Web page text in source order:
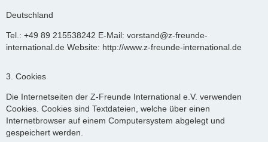
Deutschland
Tel.: +49 89 215538242 E-Mail: vorstand@z-freunde-
international.de Website: http://www.z-freunde-international.de
3. Cookies
Die Internetseiten der Z-Freunde International e.V. verwenden
Cookies. Cookies sind Textdateien, welche über einen
Internetbrowser auf einem Computersystem abgelegt und
gespeichert werden.